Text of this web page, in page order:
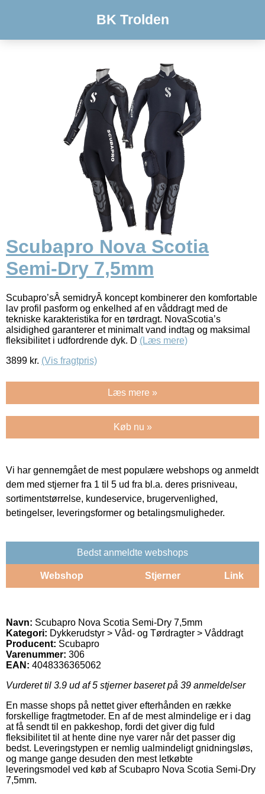
BK Trolden
Scubapro Nova Scotia
Semi-Dry 7,5mm
Scubapro’sÂ semidryÂ koncept kombinerer den komfortable
lav profil pasform og enkelhed af en våddragt med de
tekniske karakteristika for en tørdragt. NovaScotia’s
alsidighed garanterer et minimalt vand indtag og maksimal
fleksibilitet i udfordrende dyk. D (Læs mere)
3899 kr. (Vis fragtpris)
Læs mere »
Køb nu »
Vi har gennemgået de mest populære webshops og anmeldt
dem med stjerner fra 1 til 5 ud fra bl.a. deres prisniveau,
sortimentstørrelse, kundeservice, brugervenlighed,
betingelser, leveringsformer og betalingsmuligheder.
Bedst anmeldte webshops
Webshop Stjerner Link
Navn: Scubapro Nova Scotia Semi-Dry 7,5mm
Kategori: Dykkerudstyr > Våd- og Tørdragter > Våddragt
Producent: Scubapro
Varenummer: 306
EAN: 4048336365062
Vurderet til 3.9 ud af 5 stjerner baseret på 39 anmeldelser
En masse shops på nettet giver efterhånden en række
forskellige fragtmetoder. En af de mest almindelige er i dag
at få sendt til en pakkeshop, fordi det giver dig fuld
fleksibilitet til at hente dine nye varer når det passer dig
bedst. Leveringstypen er nemlig ualmindeligt gnidningsløs,
og mange gange desuden den mest letkøbte
leveringsmodel ved køb af Scubapro Nova Scotia Semi-Dry
7,5mm.